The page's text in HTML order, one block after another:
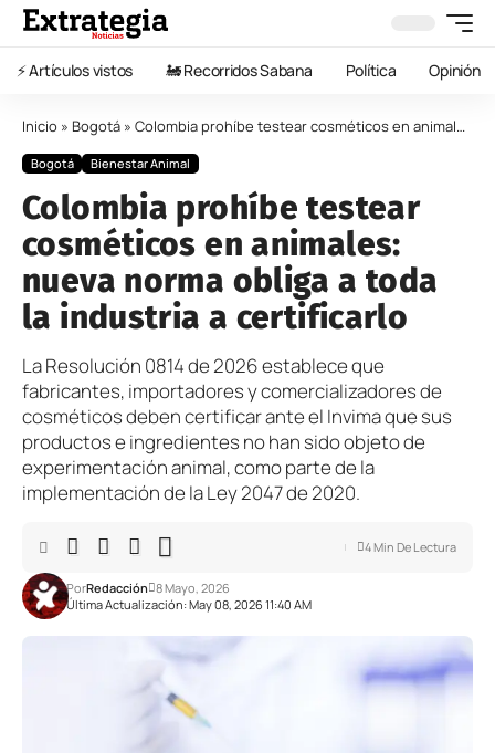
⚡️ Artículos vistos 🚂 Recorridos Sabana Política Opinión
Inicio » Bogotá » Colombia prohíbe testear cosméticos en animales: nueva norma obliga a toda la industria a certificarlo
Bogotá Bienestar Animal
Colombia prohíbe testear
cosméticos en animales:
nueva norma obliga a toda
la industria a certificarlo
La Resolución 0814 de 2026 establece que
fabricantes, importadores y comercializadores de
cosméticos deben certificar ante el Invima que sus
productos e ingredientes no han sido objeto de
experimentación animal, como parte de la
implementación de la Ley 2047 de 2020.
Última Actualización: May 08, 2026 11:40 AM
PorRedacción 8 Mayo, 2026
4 Min De Lectura